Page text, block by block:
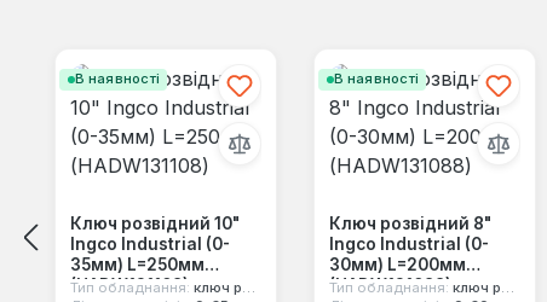
В наявності
Ключ розвідний 10"
Ingco Industrial (0-
35мм) L=250мм
(HADW131108)
Тип обладнання: ключ розвідний
В наявності
Ключ розвідний 8"
Ingco Industrial (0-
30мм) L=200мм
(HADW131088)
Тип обладнання: ключ розвідний